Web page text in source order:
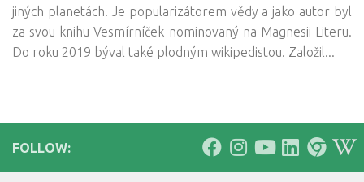
jiných planetách. Je popularizátorem vědy a jako autor byl
za svou knihu Vesmírníček nominovaný na Magnesii Literu.
Do roku 2019 býval také plodným wikipedistou. Založil...
FOLLOW: